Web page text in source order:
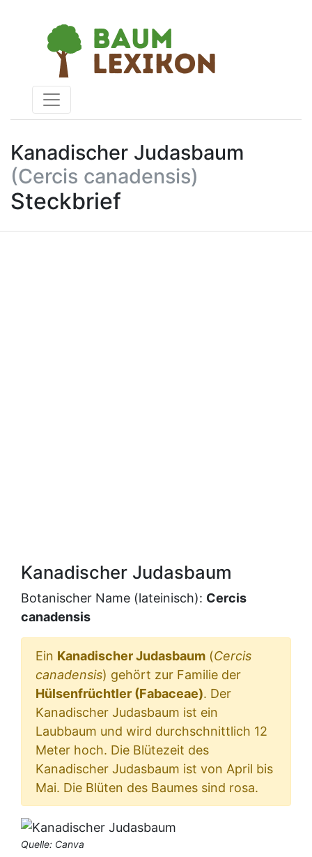
Kanadischer Judasbaum
(Cercis canadensis)
Steckbrief
Kanadischer Judasbaum
Botanischer Name (lateinisch): Cercis
canadensis
Ein Kanadischer Judasbaum (Cercis
canadensis) gehört zur Familie der
Hülsenfrüchtler (Fabaceae). Der
Kanadischer Judasbaum ist ein
Laubbaum und wird durchschnittlich 12
Meter hoch. Die Blütezeit des
Kanadischer Judasbaum ist von April bis
Mai. Die Blüten des Baumes sind rosa.
Quelle: Canva